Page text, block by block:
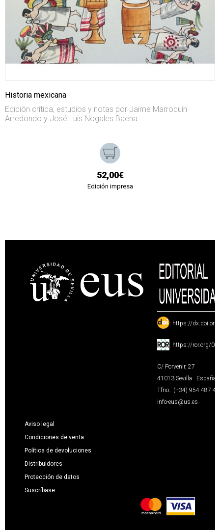
Historia mexicana
Edición crítica, estudios y notas por Jaime Marroquín
Arredondo y José Luis Nogales Baena
52,00€
Edición impresa
: https://
: https://ror.org/
C/ Porvenir, 27
41013 Sevilla · España
Tfno.: (+34) 954 487
info-eus@us.es
Aviso legal
Condiciones de venta
Política de devoluciones
Distribuidores
Protección de datos
Suscríbase